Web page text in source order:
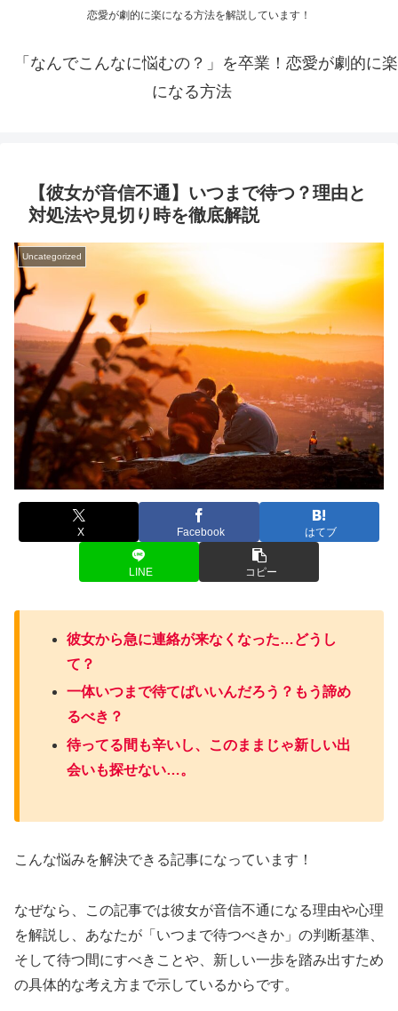
恋愛が劇的に楽になる方法を解説しています！
「なんでこんなに悩むの？」を卒業！恋愛が劇的に楽
になる方法
【彼女が音信不通】いつまで待つ？理由と
対処法や見切り時を徹底解説
Uncategorized
X Facebook はてブ
LINE コピー
彼女から急に連絡が来なくなった…どうし
て？
一体いつまで待てばいいんだろう？もう諦め
るべき？
待ってる間も辛いし、このままじゃ新しい出
会いも探せない…。
こんな悩みを解決できる記事になっています！
なぜなら、この記事では彼女が音信不通になる理由や心理
を解説し、あなたが「いつまで待つべきか」の判断基準、
そして待つ間にすべきことや、新しい一歩を踏み出すため
の具体的な考え方まで示しているからです。